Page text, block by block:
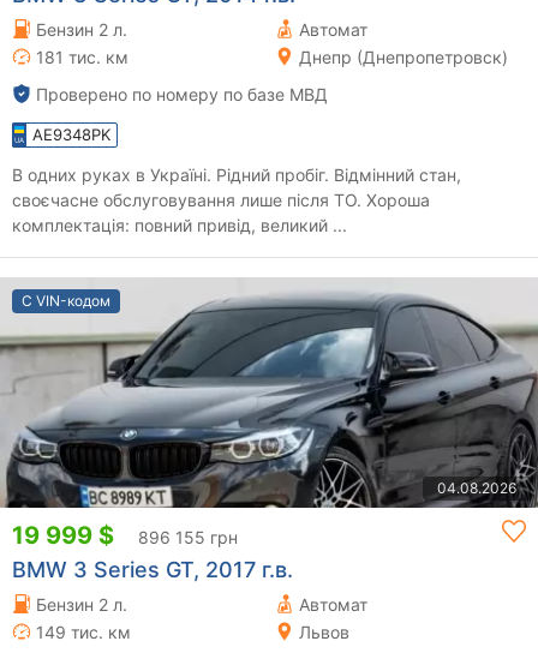
Бензин 2 л.
Автомат
181 тис. км
Днепр (Днепропетровск)
Проверено по номеру по базе МВД
AE9348PK
В одних руках в Україні. Рідний пробіг. Відмінний стан,
своєчасне обслуговування лише після ТО. Хороша
комплектація: повний привід, великий ...
С VIN-кодом
04.08.2026
19 999 $ 896 155 грн
BMW 3 Series GT, 2017 г.в.
Бензин 2 л.
Автомат
149 тис. км
Львов